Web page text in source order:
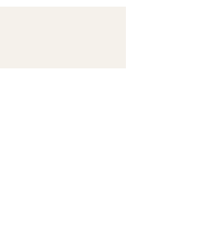
スがちょうど